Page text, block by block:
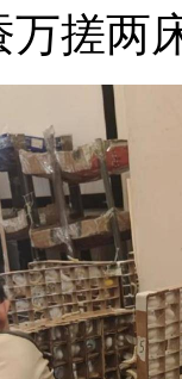
万搓两